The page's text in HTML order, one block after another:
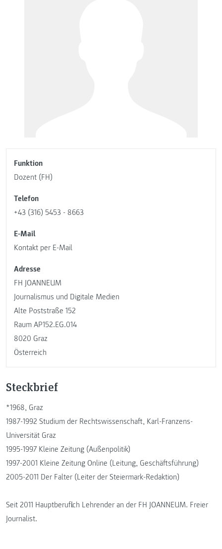
Funktion
Dozent (FH)
Telefon
+43 (316) 5453 - 8663
E-Mail
Kontakt per E-Mail
Adresse
FH JOANNEUM
Journalismus und Digitale Medien
Alte Poststraße 152
Raum AP152.EG.014
8020 Graz
Österreich
Steckbrief
*1968, Graz
1987-1992 Studium der Rechtswissenschaft, Karl-Franzens-
Universität Graz
1995-1997 Kleine Zeitung (Außenpolitik)
1997-2001 Kleine Zeitung Online (Leitung, Geschäftsführung)
2005-2011 Der Falter (Leiter der Steiermark-Redaktion)
Seit 2011 Hauptberuflich Lehrender an der FH JOANNEUM. Freier
Journalist.